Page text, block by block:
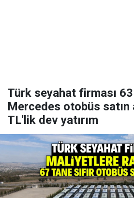
Türk seyahat firması 63
Mercedes otobüs satın
TL'lik dev yatırım